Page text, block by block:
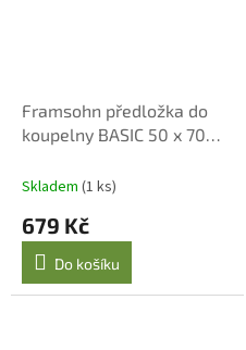
Framsohn předložka do
koupelny BASIC 50 x 70
Skladem (1 ks)
679 Kč
Do košíku